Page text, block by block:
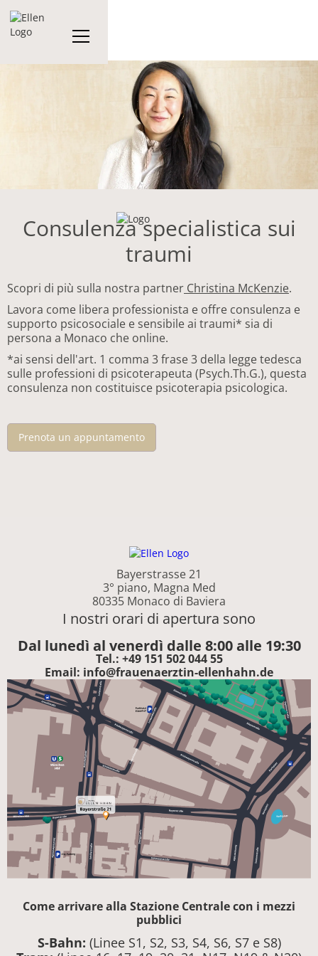
Consulenza specialistica sui
traumi
Scopri di più sulla nostra partner Christina McKenzie.
Lavora come libera professionista e offre consulenza e
supporto psicosociale e sensibile ai traumi* sia di
persona a Monaco che online.
*ai sensi dell'art. 1 comma 3 frase 3 della legge tedesca
sulle professioni di psicoterapeuta (Psych.Th.G.), questa
consulenza non costituisce psicoterapia psicologica.
Prenota un appuntamento
Bayerstrasse 21
3° piano, Magna Med
80335 Monaco di Baviera
I nostri orari di apertura sono
Dal lunedì al venerdì dalle 8:00 alle 19:30
Tel.: +49 151 502 044 55
Email: info@frauenaerztin-ellenhahn.de
Come arrivare alla Stazione Centrale con i mezzi
pubblici
S-Bahn: (Linee S1, S2, S3, S4, S6, S7 e S8)